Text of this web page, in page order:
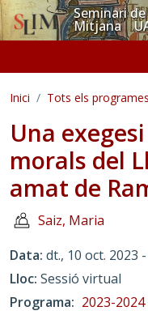
Vés al contingutSeminari
Mitjana
Inici Tots els programes
Una
morals del
amat de
Saiz, Maria
Data dt., 10 oct. 2023
Lloc Sessió virtual
Programa
2023-